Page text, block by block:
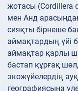
жотасы (Cordillera
мен Анд
сияқты бірнеше
аймақтардың үйі
аймақтар қарлы
бастап құрғақ
экожүйелердің
географиясына